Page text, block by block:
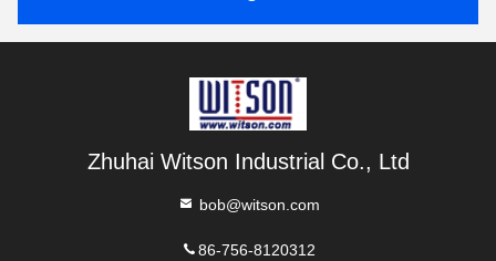
Zhuhai Witson Industrial Co., Ltd
bob@witson.com
86-756-8120312